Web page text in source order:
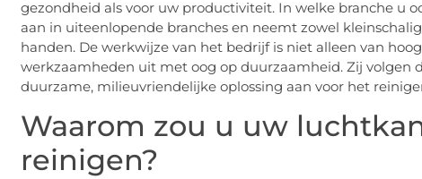
gezondheid als voor uw productiviteit. In welke branche u
aan in uiteenlopende branches en neemt zowel
handen. De werkwijze van het bedrijf is niet alleen van
werkzaamheden uit met oog op duurzaamheid. Zij volgen
duurzame, milieuvriendelijke oplossing aan voor het
Waarom zou u uw
reinigen?